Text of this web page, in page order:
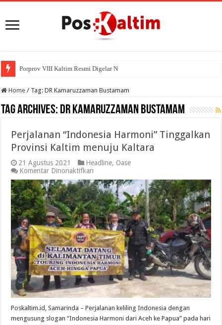
Porprov VIII Kaltim Resmi Digelar November 2
Home / Tag:DR Kamaruzzaman Bustamam
Tag Archives: DR Kamaruzzaman Bustamam
Perjalanan “Indonesia Harmoni” Tinggalkan
Provinsi Kaltim menuju Kaltara
21 Agustus 2021 Headline, Oase
Komentar Dinonaktifkan
Perjalanan
“Indonesia
Harmoni”
Tinggalkan
Provinsi
Kaltim
menuju
Kaltara
Poskaltim.id, Samarinda – Perjalanan keliling Indonesia dengan
mengusung slogan “Indonesia Harmoni dari Aceh ke Papua” pada hari